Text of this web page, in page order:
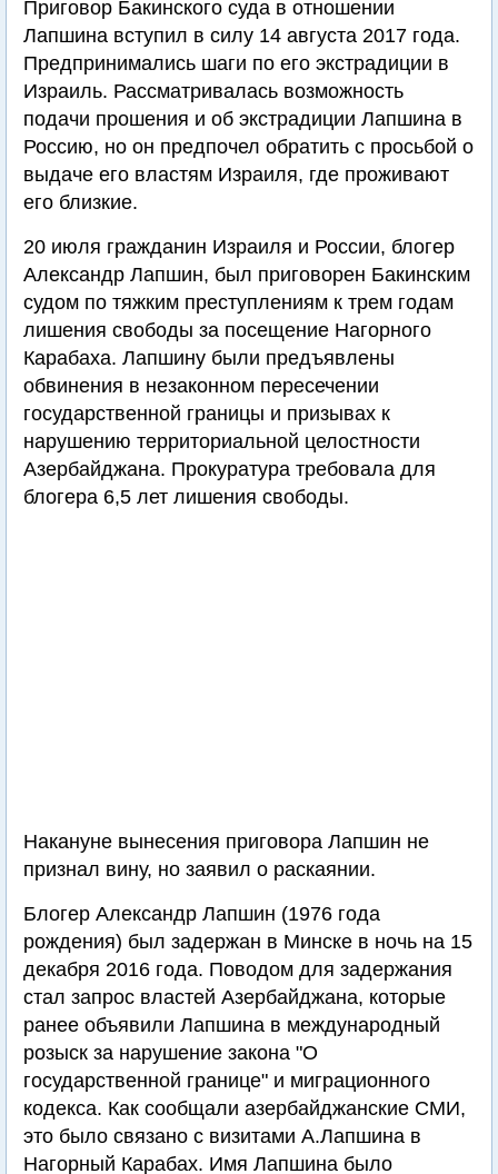
Приговор Бакинского суда в отношении
Лапшина вступил в силу 14 августа 2017 года.
Предпринимались шаги по его экстрадиции в
Израиль. Рассматривалась возможность
подачи прошения и об экстрадиции Лапшина в
Россию, но он предпочел обратить с просьбой о
выдаче его властям Израиля, где проживают
его близкие.
20 июля гражданин Израиля и России, блогер
Александр Лапшин, был приговорен Бакинским
судом по тяжким преступлениям к трем годам
лишения свободы за посещение Нагорного
Карабаха. Лапшину были предъявлены
обвинения в незаконном пересечении
государственной границы и призывах к
нарушению территориальной целостности
Азербайджана. Прокуратура требовала для
блогера 6,5 лет лишения свободы.
Накануне вынесения приговора Лапшин не
признал вину, но заявил о раскаянии.
Блогер Александр Лапшин (1976 года
рождения) был задержан в Минске в ночь на 15
декабря 2016 года. Поводом для задержания
стал запрос властей Азербайджана, которые
ранее объявили Лапшина в международный
розыск за нарушение закона "О
государственной границе" и миграционного
кодекса. Как сообщали азербайджанские СМИ,
это было связано с визитами А.Лапшина в
Нагорный Карабах. Имя Лапшина было